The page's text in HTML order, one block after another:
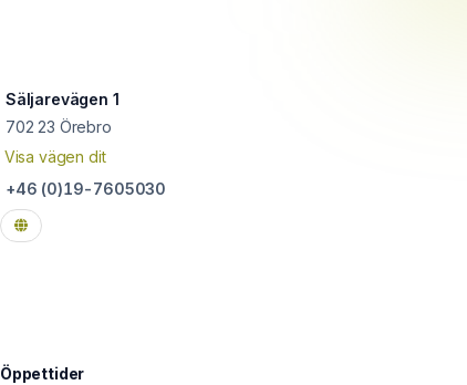
Säljarevägen 1
702 23 Örebro
Visa vägen dit
+46 (0)19-7605030
Öppettider